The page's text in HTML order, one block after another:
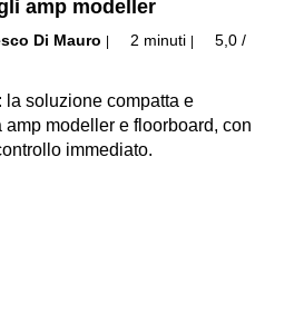
amp modeller
Di Mauro 2 minuti
5,0 /
la soluzione compatta e
amp modeller e floorboard, con
immediato.